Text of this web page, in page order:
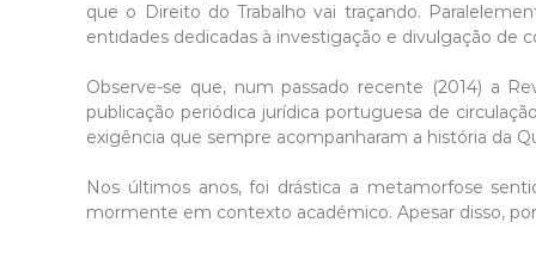
que o Direito do Trabalho vai traçando.
entidades dedicadas à investigação e divulgação de
Observe-se que, num passado recente (2014) a
publicação periódica jurídica portuguesa de
exigência que sempre acompanharam a história da
Nos últimos anos, foi drástica a metamorfose
mormente em contexto académico. Apesar disso,